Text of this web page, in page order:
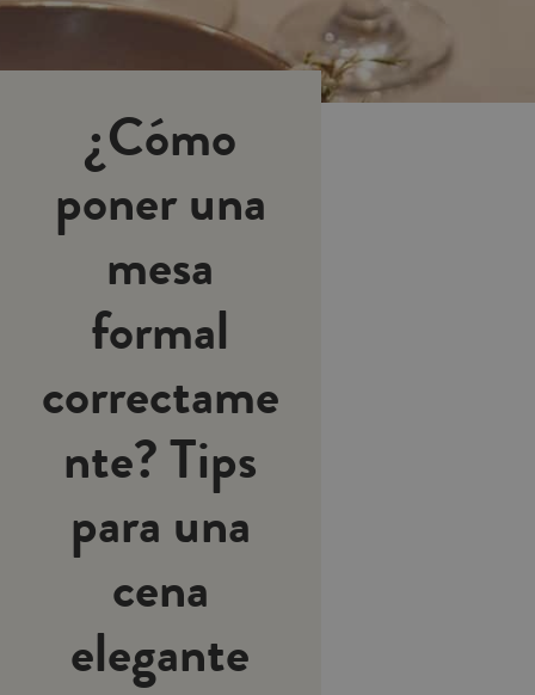
¿Cómo
poner una
mesa
formal
correctame
nte? Tips
para una
cena
elegante